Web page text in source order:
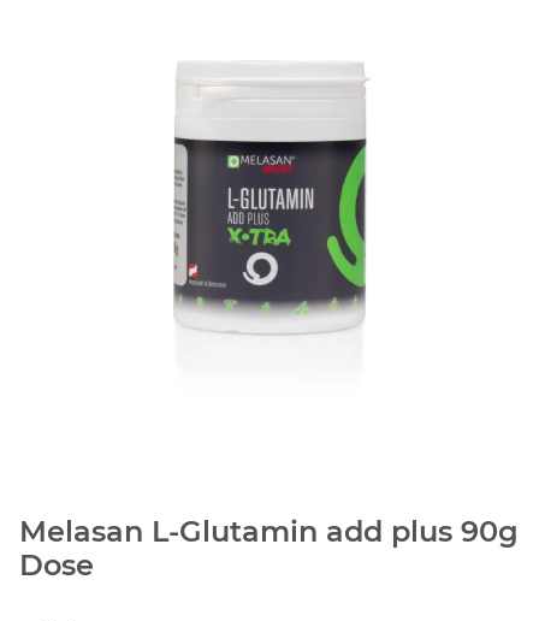
Melasan L-Glutamin add plus 90g
Dose